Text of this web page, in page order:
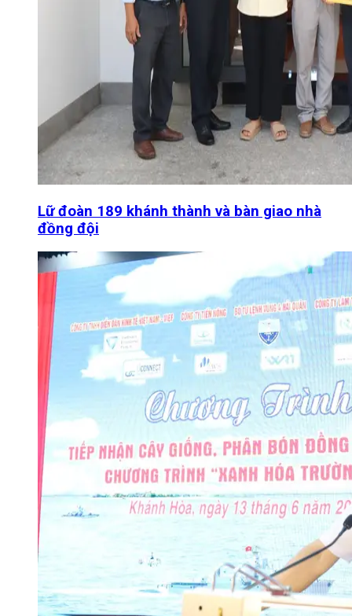
Lữ đoàn 189 khánh thành và bàn giao nhà
đồng đội